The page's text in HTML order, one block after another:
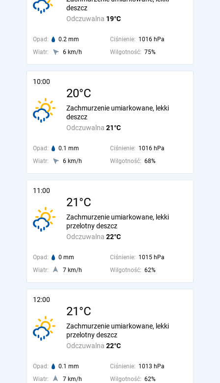
Odczuwalna 19°C
deszcz
Opad: 0.2 mm Ciśnienie: 1016 hPa
Wiatr:
6 km/h Wilgotność: 75%
10:00
20°C
Odczuwalna 21°C
Zachmurzenie umiarkowane, lekki
deszcz
Opad: 0.1 mm Ciśnienie: 1016 hPa
Wiatr:
6 km/h Wilgotność: 68%
11:00
21°C
Odczuwalna 22°C
Zachmurzenie umiarkowane, lekki
przelotny deszcz
Opad: 0 mm Ciśnienie: 1015 hPa
Wiatr:
7 km/h Wilgotność: 62%
12:00
21°C
Odczuwalna 22°C
Zachmurzenie umiarkowane, lekki
przelotny deszcz
Opad: 0.1 mm Ciśnienie: 1013 hPa
Wiatr:
7 km/h Wilgotność: 62%